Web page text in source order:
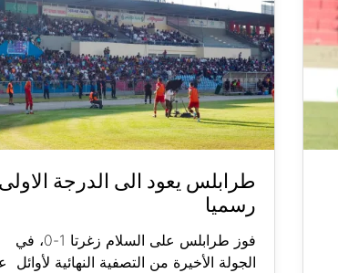
طرابلس يعود الى الدرجة الاولى
رسميا
فوز طرابلس على السلام زغرتا 1-0، في
الجولة الأخيرة من التصفية النهائية لأوائل